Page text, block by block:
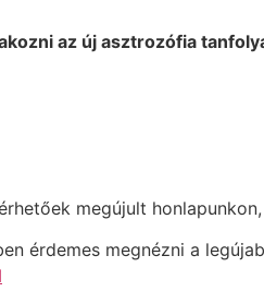
az új asztrozófia
megújult
érdemes megnézni a